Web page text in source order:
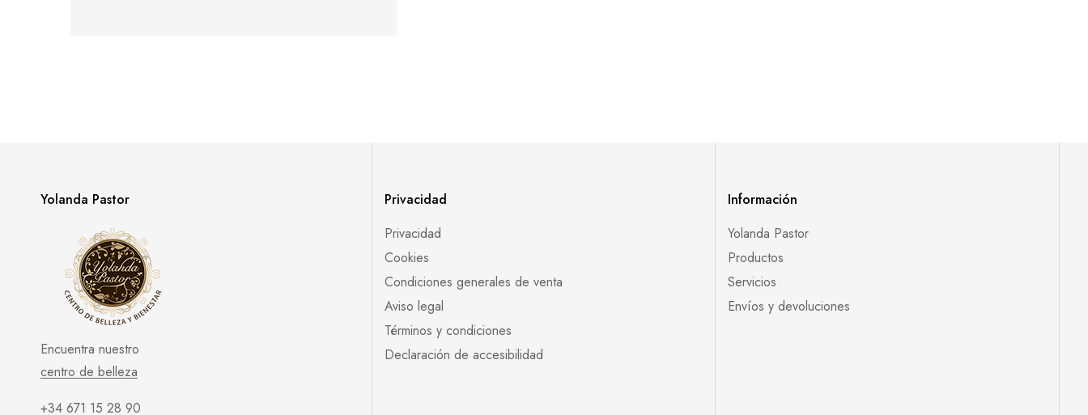
Yolanda Pastor
Encuentra nuestro
centro de belleza
+34 671 15 28 90
Privacidad
Privacidad
Cookies
Condiciones generales de venta
Aviso legal
Términos y condiciones
Declaración de accesibilidad
Información
Yolanda Pastor
Productos
Servicios
Envíos y devoluciones